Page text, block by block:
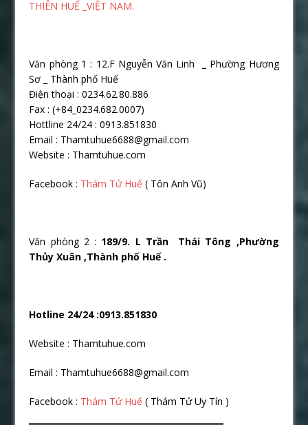
THIÊN HUẾ _VIỆT NAM.
Văn phòng 1 : 12.F Nguyễn Văn Linh _ Phường Hương
Sơ _ Thành phố Huế
Điện thoại : 0234.62.80.886
Fax : (+84_0234.682.0007)
Hottline 24/24 : 0913.851830
Email : Thamtuhue6688@gmail.com
Website : Thamtuhue.com
Facebook : Thám Tử Huế ( Tôn Anh Vũ)
Văn phòng 2 : 189/9. L Trần Thái Tông ,Phường
Thủy Xuân ,Thành phố Huế .
Hotline 24/24 :0913.851830
Website : Thamtuhue.com
Email : Thamtuhue6688@gmail.com
Facebook : Thám Tử Huế ( Thám Tử Uy Tín )